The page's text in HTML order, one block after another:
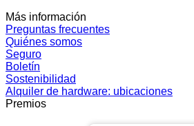
Más información
Preguntas frecuentes
Quiénes somos
Seguro
Boletín
Sostenibilidad
Alquiler de hardware: ubicaciones
Premios